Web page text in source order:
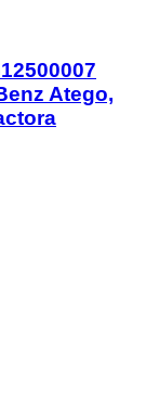
Atego,